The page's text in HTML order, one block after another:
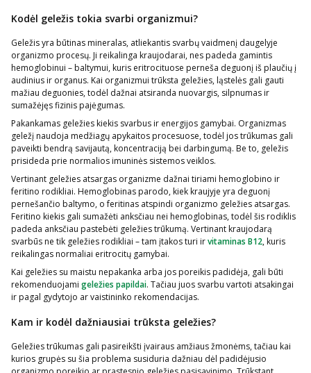
Kodėl geležis tokia svarbi organizmui?
Geležis yra būtinas mineralas, atliekantis svarbų vaidmenį daugelyje
organizmo procesų. Ji reikalinga kraujodarai, nes padeda gamintis
hemoglobinui – baltymui, kuris eritrocituose perneša deguonį iš plaučių į
audinius ir organus. Kai organizmui trūksta geležies, ląstelės gali gauti
mažiau deguonies, todėl dažnai atsiranda nuovargis, silpnumas ir
sumažėjęs fizinis pajėgumas.
Pakankamas geležies kiekis svarbus ir energijos gamybai. Organizmas
geležį naudoja medžiagų apykaitos procesuose, todėl jos trūkumas gali
paveikti bendrą savijautą, koncentraciją bei darbingumą. Be to, geležis
prisideda prie normalios imuninės sistemos veiklos.
Vertinant geležies atsargas organizme dažnai tiriami hemoglobino ir
feritino rodikliai. Hemoglobinas parodo, kiek kraujyje yra deguonį
pernešančio baltymo, o feritinas atspindi organizmo geležies atsargas.
Feritino kiekis gali sumažėti anksčiau nei hemoglobinas, todėl šis rodiklis
padeda anksčiau pastebėti geležies trūkumą. Vertinant kraujodarą
svarbūs ne tik geležies rodikliai – tam įtakos turi irvitaminas B12, kuris
reikalingas normaliai eritrocitų gamybai.
Kai geležies su maistu nepakanka arba jos poreikis padidėja, gali būti
rekomenduojami geležies papildai. Tačiau juos svarbu vartoti atsakingai
ir pagal gydytojo ar vaistininko rekomendacijas.
Kam ir kodėl dažniausiai trūksta geležies?
Geležies trūkumas gali pasireikšti įvairaus amžiaus žmonėms, tačiau kai
kurios grupės su šia problema susiduria dažniau dėl padidėjusio